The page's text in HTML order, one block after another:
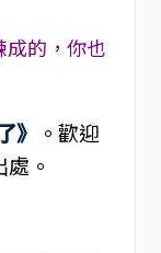
成的，你也
》 。歡迎
。